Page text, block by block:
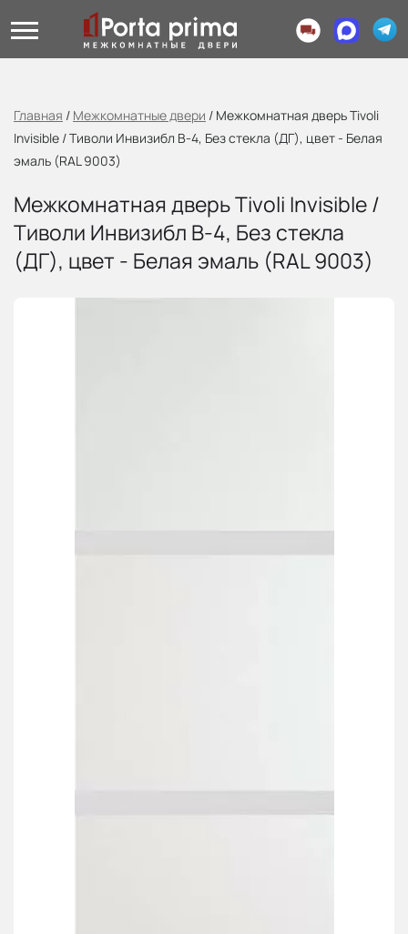
Главная / Межкомнатные двери / Межкомнатная дверь Tivoli
Invisible / Тиволи Инвизибл В-4, Без стекла (ДГ), цвет - Белая
эмаль (RAL 9003)
Межкомнатная дверь Tivoli Invisible /
Тиволи Инвизибл В-4, Без стекла
(ДГ), цвет - Белая эмаль (RAL 9003)